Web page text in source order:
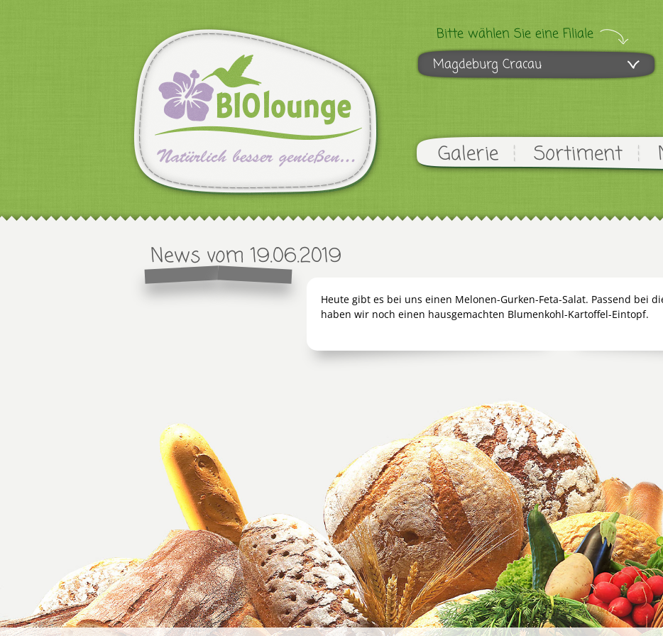
Bitte wählen Sie eine Filiale
Magdeburg Cracau
Galerie Sortiment
News vom 19.06.2019
Heute gibt es bei uns einen Melonen-Gurken-Feta-Salat. Passend bei
haben wir noch einen hausgemachten Blumenkohl-Kartoffel-Eintopf.